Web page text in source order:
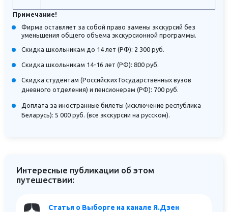
Примечание!
Фирма оставляет за собой право замены экскурсий без
уменьшения общего объема экскурсионной программы.
Скидка школьникам до 14 лет (РФ): 2 300 руб.
Скидка школьникам 14-16 лет (РФ): 800 руб.
Скидка студентам (Российских Государственных вузов
дневного отделения) и пенсионерам (РФ): 700 руб.
Доплата за иностранные билеты (исключение республика
Беларусь): 5 000 руб. (все экскурсии на русском).
Интересные публикации об этом
путешествии:
Статья о Выборге на канале Я.Дзен